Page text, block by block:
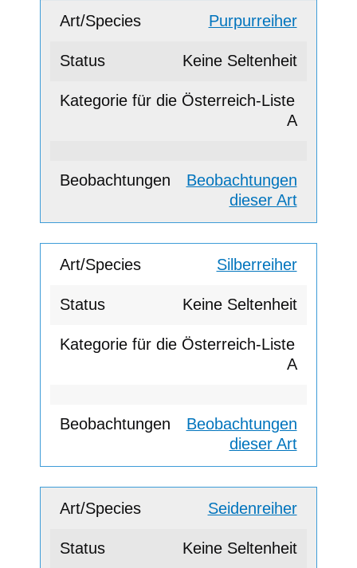
Purpurreiher
Keine Seltenheit
A
Beobachtungen
dieser Art
Silberreiher
Keine Seltenheit
A
Beobachtungen
dieser Art
Seidenreiher
Keine Seltenheit